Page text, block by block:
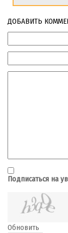
ДОБАВИТЬ
Подписаться на
Обновить